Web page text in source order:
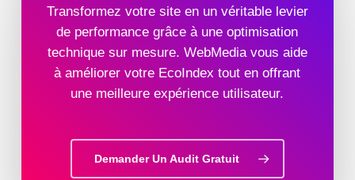
Transformez votre site en un véritable levier
de performance grâce à une optimisation
technique sur mesure. WebMedia vous aide
à améliorer votre EcoIndex tout en offrant
une meilleure expérience utilisateur.
Demander Un Audit Gratuit